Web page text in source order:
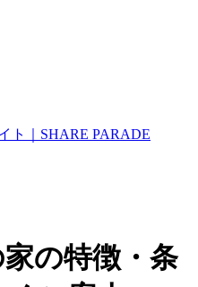
ト｜SHARE PARADE
の特徴・条